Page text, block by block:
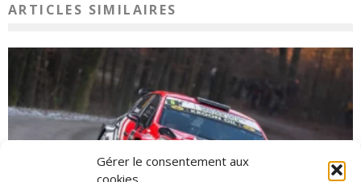
Gérer le consentement aux
cookies
ARTICLES SIMILAIRES